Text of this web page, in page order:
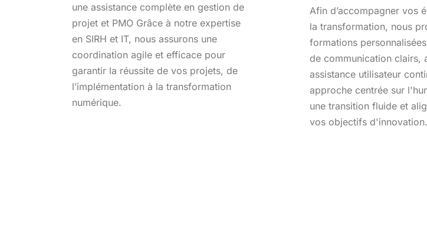
une assistance complète en gestion de
projet et PMO Grâce à notre expertise
en SIRH et IT, nous assurons une
coordination agile et efficace pour
garantir la réussite de vos projets, de
l’implémentation à la transformation
numérique.
Afin d’accompagner vos
la transformation, nous
formations
de communication clairs,
assistance utilisateur
approche centrée sur
une transition fluide et
vos objectifs d'innovation.​